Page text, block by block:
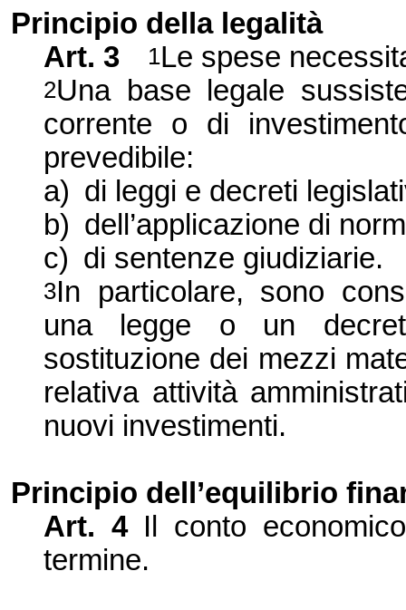
Principio della legalità
Art. 3
1Le spese
2Una base legale
corrente o di
prevedibile:
a) di leggi e decreti
b) dell’applicazione di
c) di sentenze giudiziarie.
3In particolare, sono
una legge o un
sostituzione dei mezzi
relativa attività
nuovi investimenti.
Principio dell’equilibrio
Art. 4 Il conto
termine.